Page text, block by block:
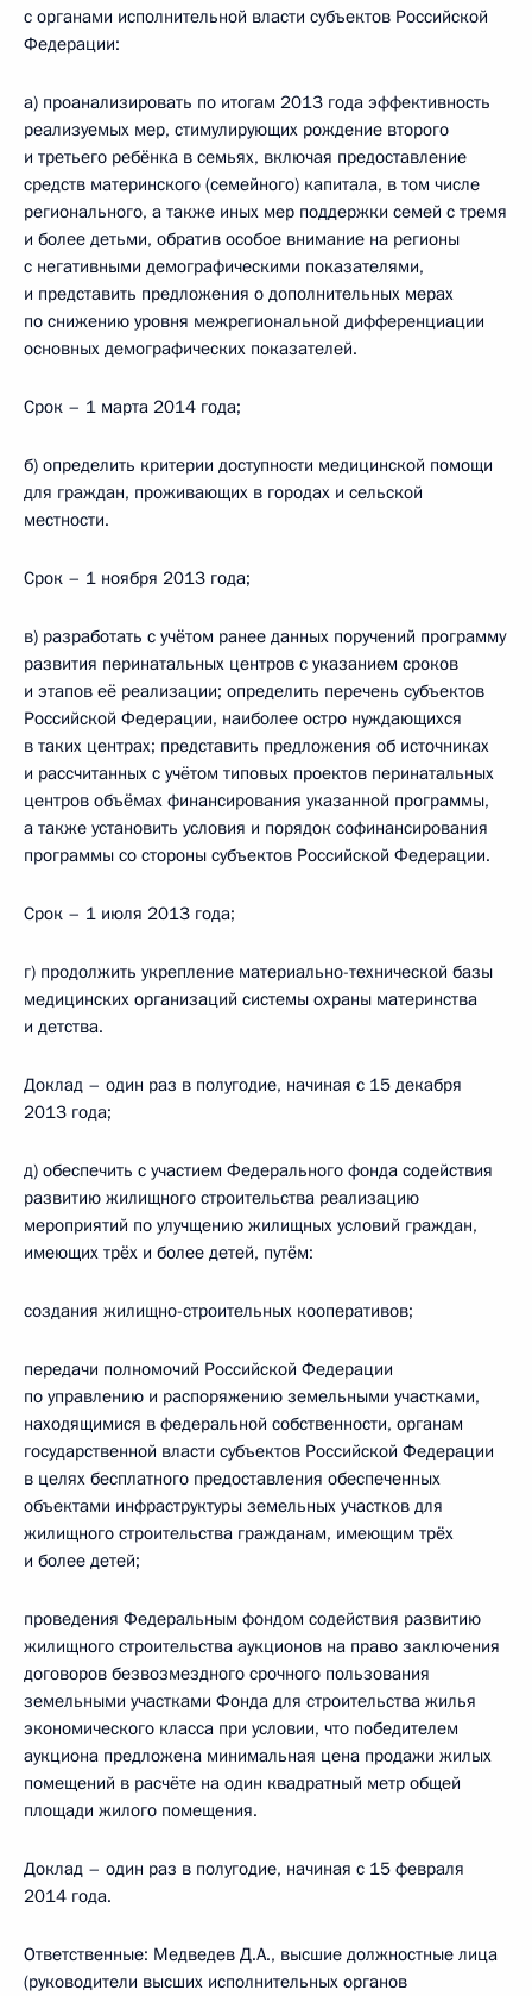
с органами исполнительной власти субъектов Российской
Федерации:
а) проанализировать по итогам 2013 года эффективность
реализуемых мер, стимулирующих рождение второго
и третьего ребёнка в семьях, включая предоставление
средств материнского (семейного) капитала, в том числе
регионального, а также иных мер поддержки семей с тремя
и более детьми, обратив особое внимание на регионы
с негативными демографическими показателями,
и представить предложения о дополнительных мерах
по снижению уровня межрегиональной дифференциации
основных демографических показателей.
Срок – 1 марта 2014 года;
б) определить критерии доступности медицинской помощи
для граждан, проживающих в городах и сельской
местности.
Срок – 1 ноября 2013 года;
в) разработать с учётом ранее данных поручений программу
развития перинатальных центров с указанием сроков
и этапов её реализации; определить перечень субъектов
Российской Федерации, наиболее остро нуждающихся
в таких центрах; представить предложения об источниках
и рассчитанных с учётом типовых проектов перинатальных
центров объёмах финансирования указанной программы,
а также установить условия и порядок софинансирования
программы со стороны субъектов Российской Федерации.
Срок – 1 июля 2013 года;
г) продолжить укрепление материально-технической базы
медицинских организаций системы охраны материнства
и детства.
Доклад – один раз в полугодие, начиная с 15 декабря
2013 года;
д) обеспечить с участием Федерального фонда содействия
развитию жилищного строительства реализацию
мероприятий по улучщению жилищных условий граждан,
имеющих трёх и более детей, путём:
создания жилищно-строительных кооперативов;
передачи полномочий Российской Федерации
по управлению и распоряжению земельными участками,
находящимися в федеральной собственности, органам
государственной власти субъектов Российской Федерации
в целях бесплатного предоставления обеспеченных
объектами инфраструктуры земельных участков для
жилищного строительства гражданам, имеющим трёх
и более детей;
проведения Федеральным фондом содействия развитию
жилищного строительства аукционов на право заключения
договоров безвозмездного срочного пользования
земельными участками Фонда для строительства жилья
экономического класса при условии, что победителем
аукциона предложена минимальная цена продажи жилых
помещений в расчёте на один квадратный метр общей
площади жилого помещения.
Доклад – один раз в полугодие, начиная с 15 февраля
2014 года.
Ответственные: Медведев Д.А., высшие должностные лица
(руководители высших исполнительных органов